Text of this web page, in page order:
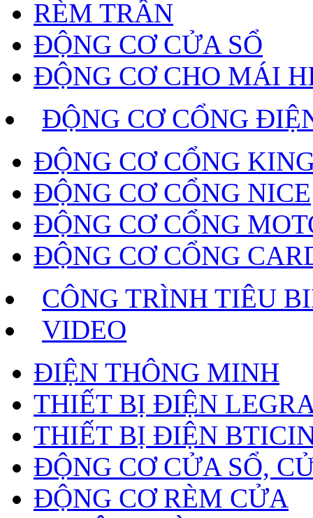
RÈM TRẦN
ĐỘNG CƠ CỬA SỔ
ĐỘNG CƠ CHO MÁI
ĐỘNG CƠ CỔNG
ĐỘNG CƠ CỔNG
ĐỘNG CƠ CỔNG NICE
ĐỘNG CƠ CỔNG
ĐỘNG CƠ CỔNG
CÔNG TRÌNH TIÊU
VIDEO
ĐIỆN THÔNG MINH
THIẾT BỊ ĐIỆN
THIẾT BỊ ĐIỆN
ĐỘNG CƠ CỬA SỔ,
ĐỘNG CƠ RÈM CỬA